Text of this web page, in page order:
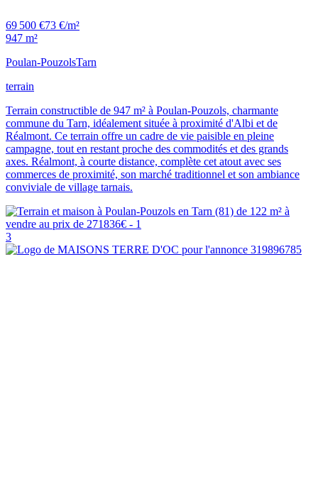
69 500 €73 €/m²
947 m²
Poulan-PouzolsTarn
terrain
Terrain constructible de 947 m² à Poulan-Pouzols, charmante
commune du Tarn, idéalement située à proximité d'Albi et de
Réalmont. Ce terrain offre un cadre de vie paisible en pleine
campagne, tout en restant proche des commodités et des grands
axes. Réalmont, à courte distance, complète cet atout avec ses
commerces de proximité, son marché traditionnel et son ambiance
conviviale de village tarnais.
3